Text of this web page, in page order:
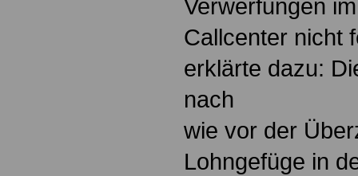
Verwerfungen
Callcenter nicht
erklärte dazu:
nach
wie vor der
Lohngefüge in